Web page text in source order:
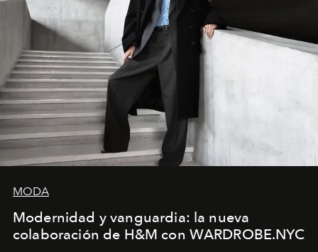
MODA
Modernidad y vanguardia: la nueva
colaboración de H&M con WARDROBE.NYC